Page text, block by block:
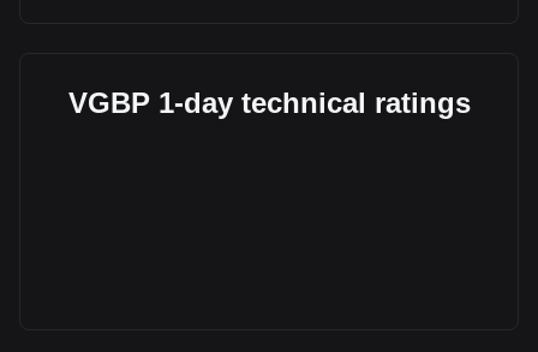
VGBP 1-day technical ratings